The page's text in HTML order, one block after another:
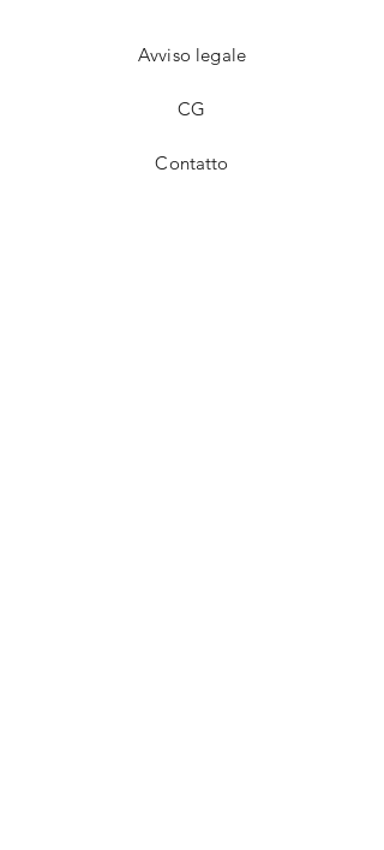
Avviso legale
CG
Contatto